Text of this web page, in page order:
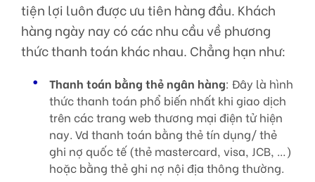
tiện lợi luôn được ưu tiên hàng đầu. Khách
hàng ngày nay có các nhu cầu về phương
thức thanh toán khác nhau. Chẳng hạn như:
Thanh toán bằng thẻ ngân hàng: Đây là hình
thức thanh toán phổ biến nhất khi giao dịch
trên các trang web thương mại điện tử hiện
nay. Vd thanh toán bằng thẻ tín dụng/ thẻ
ghi nợ quốc tế (thẻ mastercard, visa, JCB, …)
hoặc bằng thẻ ghi nợ nội địa thông thường.